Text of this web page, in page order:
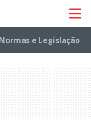
Normas e Legislação